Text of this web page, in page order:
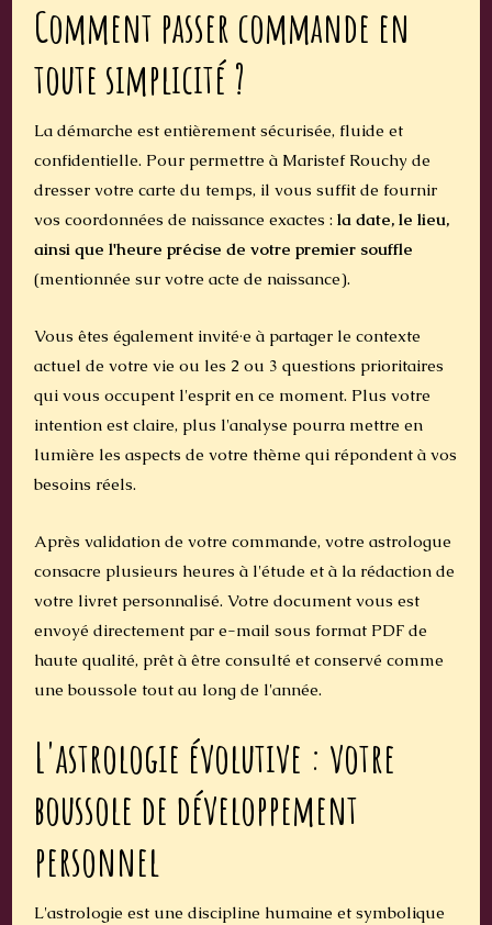
Comment passer commande en
toute simplicité ?
La démarche est entièrement sécurisée, fluide et
confidentielle. Pour permettre à Maristef Rouchy de
dresser votre carte du temps, il vous suffit de fournir
vos coordonnées de naissance exactes :la date, le lieu,
ainsi que l'heure précise de votre premier souffle
(mentionnée sur votre acte de naissance).
Vous êtes également invité·e à partager le contexte
actuel de votre vie ou les 2 ou 3 questions prioritaires
qui vous occupent l'esprit en ce moment. Plus votre
intention est claire, plus l'analyse pourra mettre en
lumière les aspects de votre thème qui répondent à vos
besoins réels.
Après validation de votre commande, votre astrologue
consacre plusieurs heures à l'étude et à la rédaction de
votre livret personnalisé. Votre document vous est
envoyé directement par e-mail sous format PDF de
haute qualité, prêt à être consulté et conservé comme
une boussole tout au long de l'année.
L'astrologie évolutive : votre
boussole de développement
personnel
L'astrologie est une discipline humaine et symbolique